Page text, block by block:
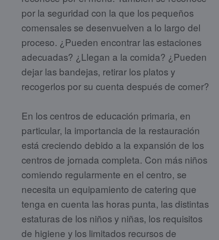
por la seguridad con la que los pequeños
comensales se desenvuelven a lo largo del
proceso. ¿Pueden encontrar las estaciones
adecuadas? ¿Llegan a la comida? ¿Pueden
dejar las bandejas, retirar los platos y
recogerlos por su cuenta después de comer?
En los centros de educación primaria, en
particular, la importancia de la restauración
está creciendo debido a la expansión de los
centros de jornada completa. Con más niños
comiendo regularmente en el centro, se
necesita un equipamiento de catering que
tenga en cuenta las horas punta, las distintas
estaturas de los niños y niñas, los requisitos
de higiene y los limitados recursos de